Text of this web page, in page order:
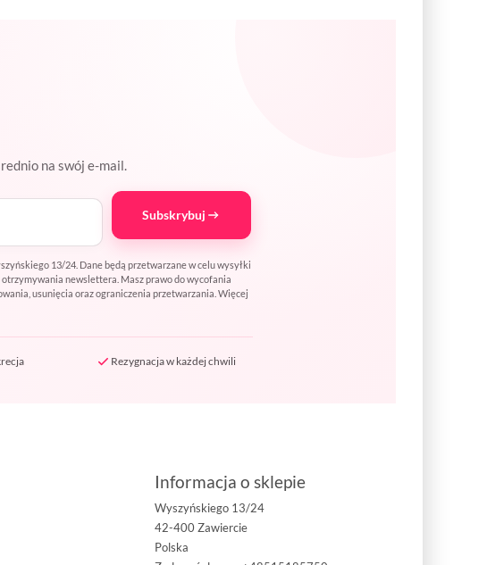
na swój e-mail.
Subskrybuj
13/24. Dane będą przetwarzane w celu wysyłki
newslettera. Masz prawo do wycofania
usunięcia oraz ograniczenia przetwarzania. Więcej
Rezygnacja w każdej chwili
Informacja o sklepie
Wyszyńskiego 13/24
42-400 Zawiercie
Polska